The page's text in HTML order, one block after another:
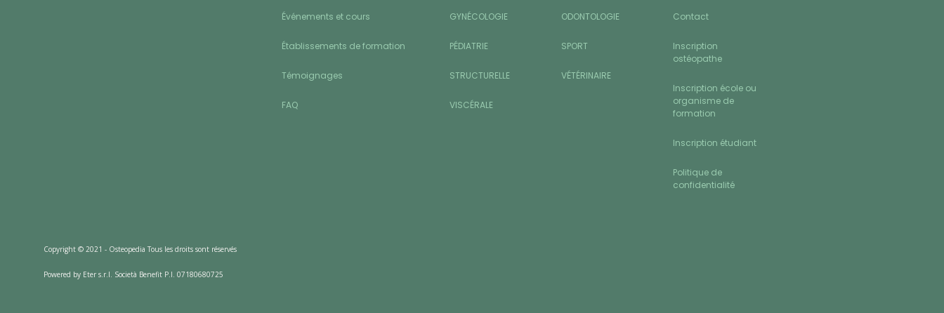
Événements et cours
Établissements de formation
Témoignages
FAQ
GYNÉCOLOGIE ODONTOLOGIE
PÉDIATRIE SPORT
STRUCTURELLE VÉTÉRINAIRE
VISCÉRALE
Contact
Inscription
ostéopathe
Inscription école ou
organisme de
formation
Inscription étudiant
Politique de
confidentialité
Copyright © 2021 - Osteopedia Tous les droits sont réservés
Powered by Eter s.r.l. Società Benefit P.I. 07180680725